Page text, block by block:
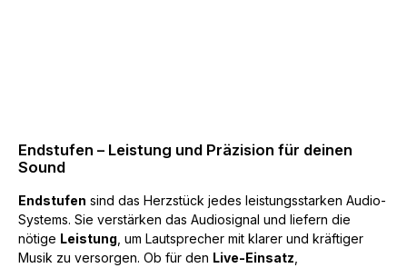
Endstufen – Leistung und Präzision für deinen
Sound
Endstufen sind das Herzstück jedes leistungsstarken Audio-
Systems. Sie verstärken das Audiosignal und liefern die
nötige Leistung , um Lautsprecher mit klarer und kräftiger
Musik zu versorgen. Ob für den Live-Einsatz